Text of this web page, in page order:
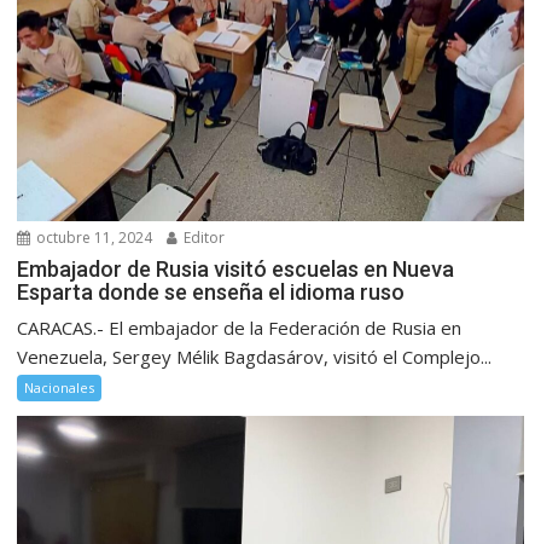
octubre 11, 2024 Editor
Embajador de Rusia visitó escuelas en Nueva
Esparta donde se enseña el idioma ruso
CARACAS.- El embajador de la Federación de Rusia en
Venezuela, Sergey Mélik Bagdasárov, visitó el Complejo...
Nacionales